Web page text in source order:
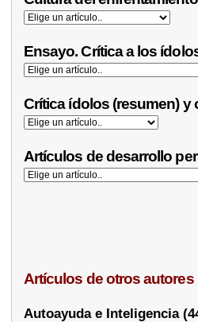
Ensayo. Crítica a los
Crítica ídolos (resumen) y
Artículos de desarrollo
Artículos de otros autores
Autoayuda e Inteligencia